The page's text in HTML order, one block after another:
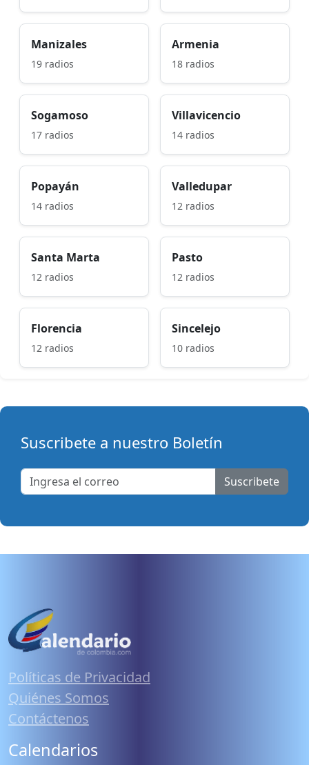
Manizales
19 radios
Armenia
18 radios
Sogamoso
17 radios
Villavicencio
14 radios
Popayán
14 radios
Valledupar
12 radios
Santa Marta
12 radios
Pasto
12 radios
Florencia
12 radios
Sincelejo
10 radios
Suscribete a nuestro Boletín
Suscribete
Políticas de Privacidad
Quiénes Somos
Contáctenos
Calendarios